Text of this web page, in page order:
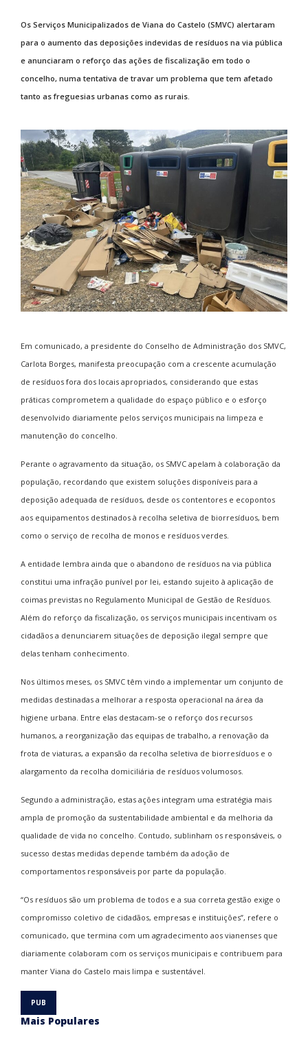
Os Serviços Municipalizados de Viana do Castelo (SMVC) alertaram
para o aumento das deposições indevidas de resíduos na via pública
e anunciaram o reforço das ações de fiscalização em todo o
concelho, numa tentativa de travar um problema que tem afetado
tanto as freguesias urbanas como as rurais.
Em comunicado, a presidente do Conselho de Administração dos SMVC,
Carlota Borges, manifesta preocupação com a crescente acumulação
de resíduos fora dos locais apropriados, considerando que estas
práticas comprometem a qualidade do espaço público e o esforço
desenvolvido diariamente pelos serviços municipais na limpeza e
manutenção do concelho.
Perante o agravamento da situação, os SMVC apelam à colaboração da
população, recordando que existem soluções disponíveis para a
deposição adequada de resíduos, desde os contentores e ecopontos
aos equipamentos destinados à recolha seletiva de biorresíduos, bem
como o serviço de recolha de monos e resíduos verdes.
A entidade lembra ainda que o abandono de resíduos na via pública
constitui uma infração punível por lei, estando sujeito à aplicação de
coimas previstas no Regulamento Municipal de Gestão de Resíduos.
Além do reforço da fiscalização, os serviços municipais incentivam os
cidadãos a denunciarem situações de deposição ilegal sempre que
delas tenham conhecimento.
Nos últimos meses, os SMVC têm vindo a implementar um conjunto de
medidas destinadas a melhorar a resposta operacional na área da
higiene urbana. Entre elas destacam-se o reforço dos recursos
humanos, a reorganização das equipas de trabalho, a renovação da
frota de viaturas, a expansão da recolha seletiva de biorresíduos e o
alargamento da recolha domiciliária de resíduos volumosos.
Segundo a administração, estas ações integram uma estratégia mais
ampla de promoção da sustentabilidade ambiental e da melhoria da
qualidade de vida no concelho. Contudo, sublinham os responsáveis, o
sucesso destas medidas depende também da adoção de
comportamentos responsáveis por parte da população.
“Os resíduos são um problema de todos e a sua correta gestão exige o
compromisso coletivo de cidadãos, empresas e instituições”, refere o
comunicado, que termina com um agradecimento aos vianenses que
diariamente colaboram com os serviços municipais e contribuem para
manter Viana do Castelo mais limpa e sustentável.
Mais Populares